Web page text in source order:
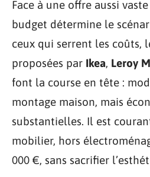
Face à une offre aussi
budget détermine le
ceux qui serrent les coûts,
proposées par Ikea, Leroy
font la course en tête :
montage maison, mais
substantielles. Il est
mobilier, hors
000 €, sans sacrifier